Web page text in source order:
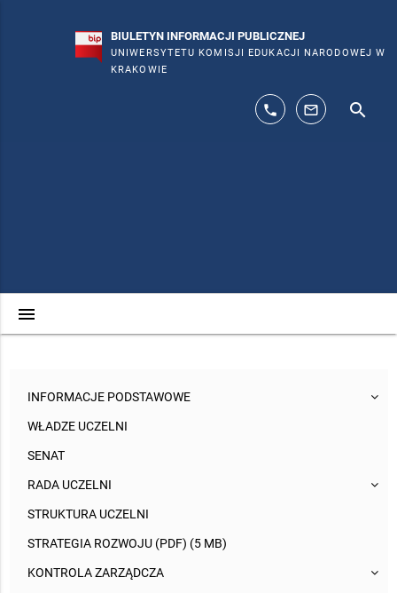
BIULETYN INFORMACJI PUBLICZNEJ
UNIWERSYTETU KOMISJI EDUKACJI NARODOWEJ W
KRAKOWIE
phone mail_outline search
menu
INFORMACJE PODSTAWOWE
WŁADZE UCZELNI
SENAT
RADA UCZELNI
STRUKTURA UCZELNI
STRATEGIA ROZWOJU (PDF) (5 MB)
KONTROLA ZARZĄDCZA